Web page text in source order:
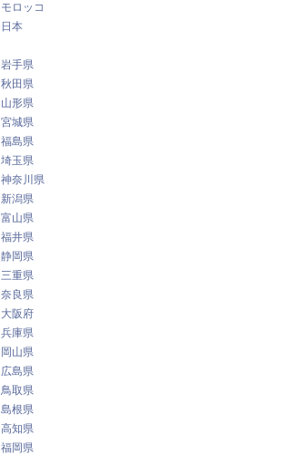
モロッコ
日本
岩手県
秋田県
山形県
宮城県
福島県
埼玉県
神奈川県
新潟県
富山県
福井県
静岡県
三重県
奈良県
大阪府
兵庫県
岡山県
広島県
鳥取県
島根県
高知県
福岡県